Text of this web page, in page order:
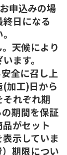
申込みの場
日になる
天候により
ます。
全に召し上
加工)日から
れぞれ期
期間を保証
がセット
示していま
期限につい